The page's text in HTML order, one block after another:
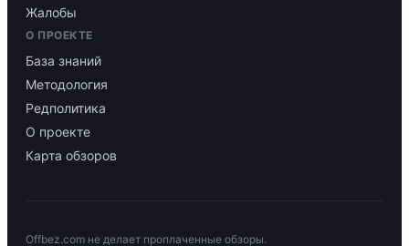
Жалобы
О ПРОЕКТЕ
База знаний
Методология
Редполитика
О проекте
Карта обзоров
Offbez.com не делает проплаченные обзоры.